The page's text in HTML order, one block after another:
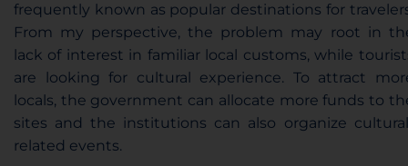
frequently known as popular destinations for
From my perspective, the problem may root in
lack of interest in familiar local customs, while
are looking for cultural experience. To attract
locals, the government can allocate more funds to
sites and the institutions can also organize
related events.